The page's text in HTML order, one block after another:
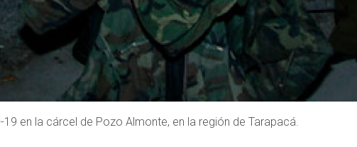
en la cárcel de Pozo Almonte, en la región de Tarapacá.